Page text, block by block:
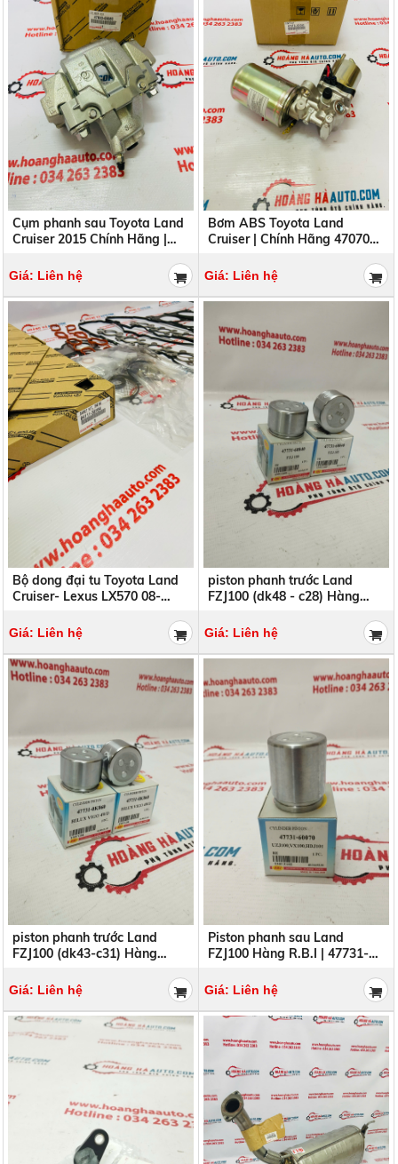
Cụm phanh sau Toyota Land
Cruiser 2015 Chính Hãng |
Giá: Liên hệ
Bơm ABS Toyota Land
Cruiser | Chính Hãng 47070-
Giá: Liên hệ
Bộ dong đại tu Toyota Land
Cruiser- Lexus LX570 08-
0411138164
Giá: Liên hệ
piston phanh trước Land
FZJ100 (dk48 - c28) Hàng
4773160040
Giá: Liên hệ
piston phanh trước Land
FZJ100 (dk43-c31) Hàng
4773260020
Giá: Liên hệ
Piston phanh sau Land
FZJ100 Hàng R.B.I | 47731-
Giá: Liên hệ